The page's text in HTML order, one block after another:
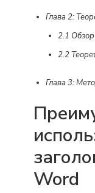
Глава 2:
2.1
2.2
Глава 3:
Word